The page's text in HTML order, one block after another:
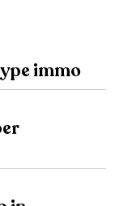
immo